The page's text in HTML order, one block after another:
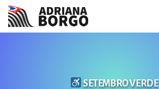
SETEMBRO VERDE